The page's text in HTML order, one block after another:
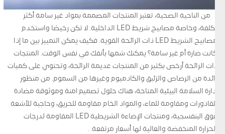
من الناحية الصحية، تعتبر المنتجات المصممة بمواد غير سامة أكثر
تكلفة، وخاصة مصابيح شريط LED الداخلية. لا تكن رخيصًا واستخدم
مصابيح الشريط LED ذات الرائحة القوية. فكيف يمكن التمييز بين ما إذا
كانت ضارة أم غير سامة؟ يمكنك شمها بأنفك في نفس الوقت. المنتجات
ذات الرائحة أرخص بكثير من المنتجات عديمة الرائحة، وتحتوي على كميات
زائدة من الرصاص والزئبق والكادميوم وغيرها من السموم. من منظور
إدارة السلامة البيئية المتاحة، هناك حلول تصميم آمنة وموثوقة مضادة
للقاذورات ومقاومة للماء، والمواد الخام مقاومة للحريق، وحاجبة للأشعة
فوق البنفسجية، ومنتجات الإضاءة الشريطية LED المقاومة لدرجات
الحرارة المنخفضة والعالية لها أسعار مرتفعة. .